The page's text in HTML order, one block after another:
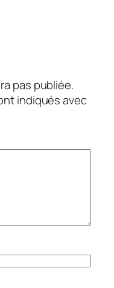
pas publiée.
indiqués avec